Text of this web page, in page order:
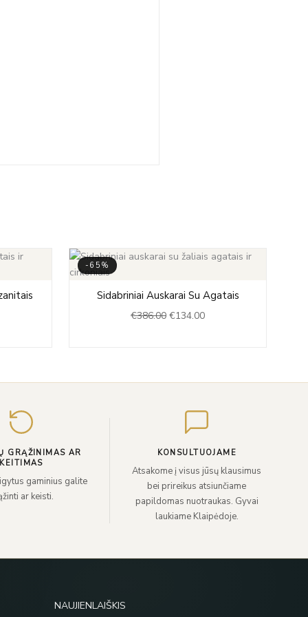
-65%
Sidabriniai Auskarai Su Agatais
€386.00 was:
€134.00
price
is:
GRĄŽINIMAS AR
KEITIMAS
gaminius galite
ar keisti.
KONSULTUOJAME
Atsakome į visus jūsų klausimus
bei prireikus atsiunčiame
papildomas nuotraukas. Gyvai
laukiame Klaipėdoje.
NAUJIENLAIŠKIS